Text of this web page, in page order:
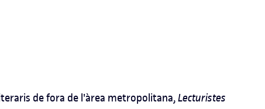
de fora de l'àrea metropolitana,Lecturistes